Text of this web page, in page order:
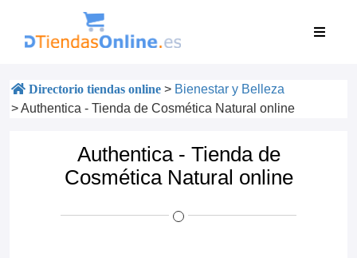
Directorio tiendas online > Bienestar y Belleza
>Authentica - Tienda de Cosmética Natural online
Authentica - Tienda de
Cosmética Natural online